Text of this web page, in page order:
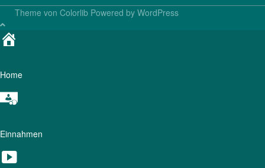
Theme von Colorlib Powered by WordPress
Home
Einnahmen